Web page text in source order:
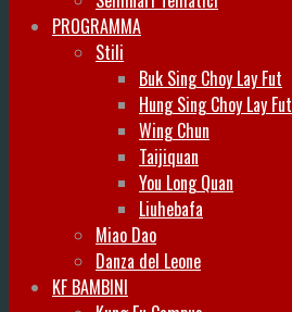
PROGRAMMA
Stili
Buk Sing Choy Lay Fut
Hung Sing Choy Lay Fut
Wing Chun
Taijiquan
You Long Quan
Liuhebafa
Miao Dao
Danza del Leone
KF BAMBINI